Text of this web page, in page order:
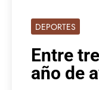
DEPORTES
Entre
año de